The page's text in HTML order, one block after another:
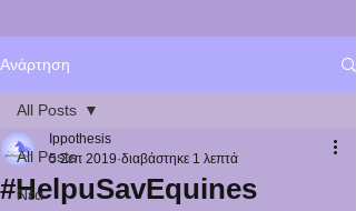
Ανάρτηση
All Posts
Νέα
All Posts
#HelpuSavEquines
Ippothesis
5 Σεπ 2019 διαβάστηκε 1 λεπτά